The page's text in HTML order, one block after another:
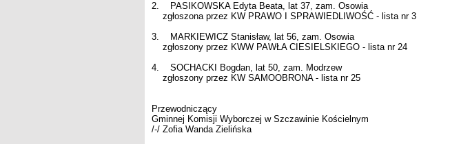
2. PASIKOWSKA Edyta Beata, lat 37, zam. Osowia
zgłoszona przez KW PRAWO I SPRAWIEDLIWOŚĆ - lista nr 3
3. MARKIEWICZ Stanisław, lat 56, zam. Osowia
zgłoszony przez KWW PAWŁA CIESIELSKIEGO - lista nr 24
4. SOCHACKI Bogdan, lat 50, zam. Modrzew
zgłoszony przez KW SAMOOBRONA - lista nr 25
Przewodniczący
Gminnej Komisji Wyborczej w Szczawinie Kościelnym
/-/ Zofia Wanda Zielińska